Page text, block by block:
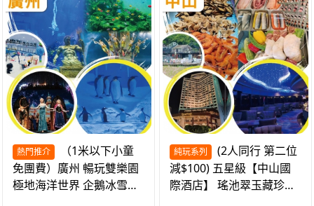
熱門推介
免團費）廣州 暢玩雙樂園
極地海洋世界 企鵝冰雪世
純玩系列
減$100) 五星級【中山國
際酒店】 瑤池翠玉藏珍盅